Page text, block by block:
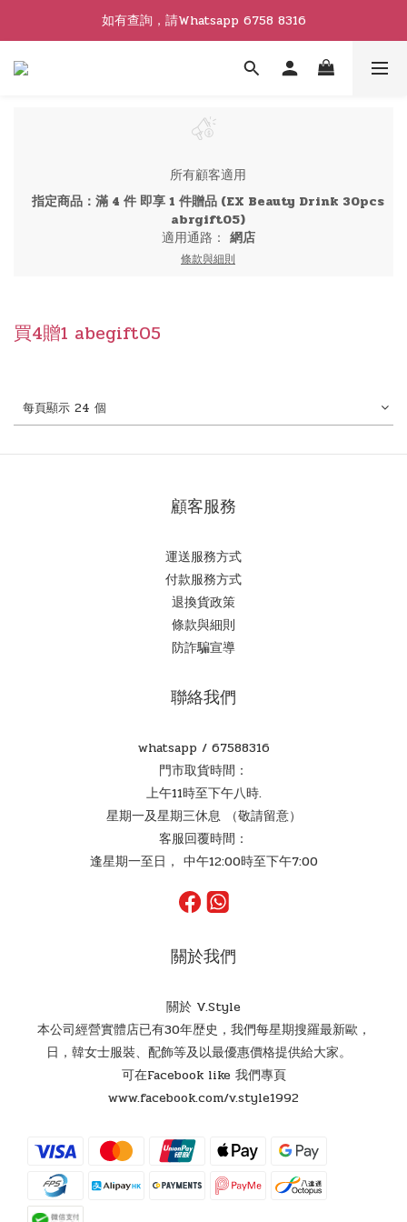
如有查詢，請Whatsapp 6758 8316
所有顧客適用
指定商品：滿 4 件 即享 1 件贈品 (EX Beauty Drink 30pcs
abrgift05)
適用通路： 網店
條款與細則
買4贈1 abegift05
每頁顯示 24 個
顧客服務
運送服務方式
付款服務方式
退換貨政策
條款與細則
防詐騙宣導
聯絡我們
whatsapp / 67588316
門市取貨時間：
上午11時至下午八時.
星期一及星期三休息 （敬請留意）
客服回覆時間：
逢星期一至日， 中午12:00時至下午7:00
關於我們
關於 V.Style
本公司經營實體店已有30年歴史，我們每星期搜羅最新歐，
日，韓女士服裝、配飾等及以最優惠價格提供給大家。
可在Facebook like 我們專頁
www.facebook.com/v.style1992